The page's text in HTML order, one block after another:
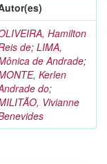
Hamilton
de; LIMA,
de Andrade;
Kerlen
do;
Vivianne